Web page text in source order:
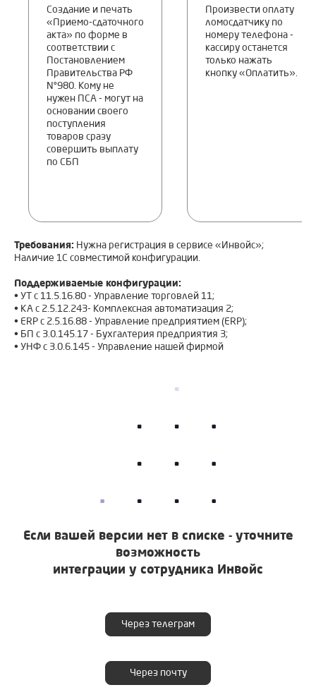
Создание и печать
«Приемо-сдаточного
акта» по форме в
соответствии с
Постановлением
Правительства РФ
Nº980. Кому не
нужен ПСА - могут на
основании своего
поступления
товаров сразу
совершить выплату
по СБП
Произвести оплату
ломосдатчику по
номеру телефона -
кассиру останется
только нажать
кнопку «Оплатить».
Требования: Нужна регистрация в сервисе «Инвойс»;
Наличие 1С совместимой конфигурации.
Поддерживаемые конфигурации:
• УТ c 11.5.16.80 - Управление торговлей 11;
• КА c 2.5.12.243- Комплексная автоматизация 2;
• ERP c 2.5.16.88 - Управление предприятием (ERP);
• БП с 3.0.145.17 - Бухгалтерия предприятия 3;
• УНФ с 3.0.6.145 - Управление нашей фирмой
Если вашей версии нет в списке - уточните
возможность
интеграции у сотрудника Инвойс
Через телеграм
Через почту